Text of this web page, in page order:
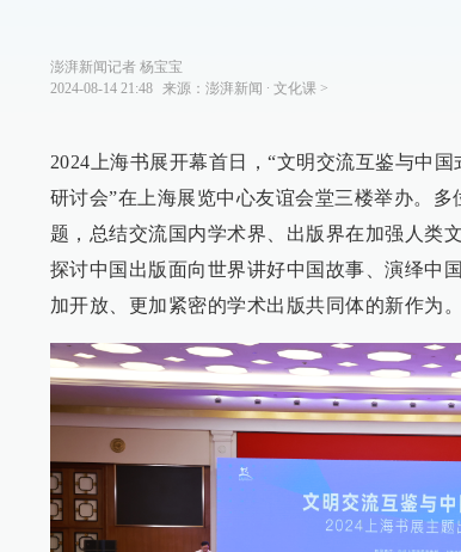
澎湃新闻记者 杨宝宝
2024-08-14 21:48
来源： 澎湃新闻 ∙ 文化课>
2024上海书展开幕首日，“文明交流互鉴与中
研讨会”在上海展览中心友谊会堂三楼举办。
题，总结交流国内学术界、出版界在加强人类
探讨中国出版面向世界讲好中国故事、演绎中
加开放、更加紧密的学术出版共同体的新作为。